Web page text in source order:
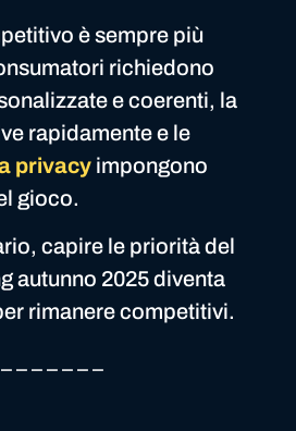
è sempre più
richiedono
e coerenti, la
rapidamente e le
privacy impongono
gioco.
capire le priorità del
autunno 2025 diventa
rimanere competitivi.